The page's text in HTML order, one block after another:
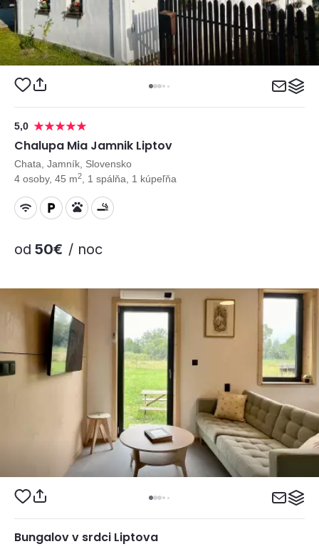
5,0
Chalupa Mia Jamnik Liptov
Chata, Jamník, Slovensko
4 osoby, 45 m2 , 1 spálňa, 1 kúpeľňa
od 50€ / noc
Bungalov v srdci Liptova